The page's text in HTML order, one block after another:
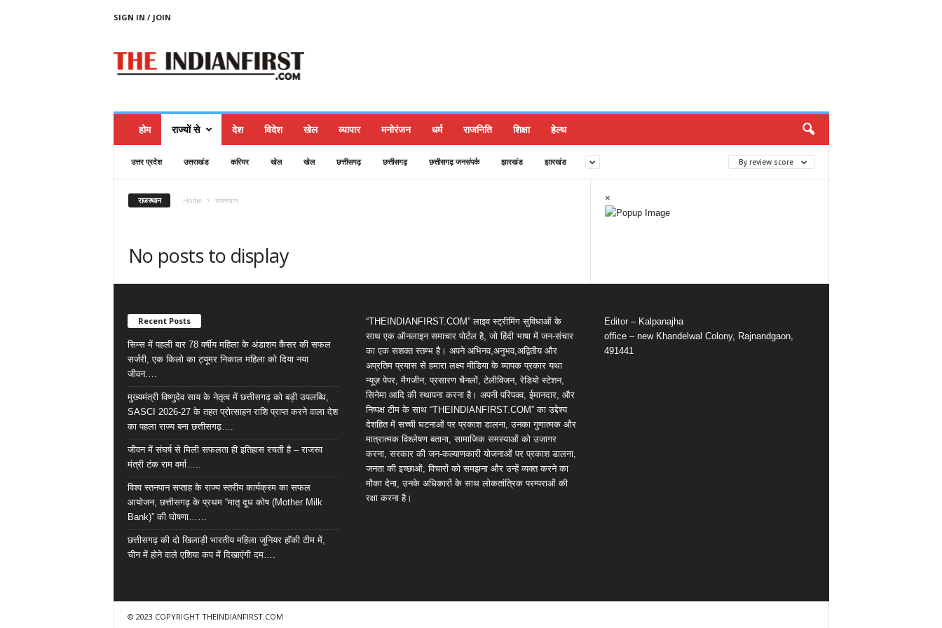
SIGN IN / JOIN
I
होम राज्यों से देश विदेश खेल व्यापार मनोरंजन धर्म राजनिति शिक्षा हेल्थ
उत्तर प्रदेश उत्तराखंड करियर खेल खेल छत्तीसगढ़ छत्तीसगढ़ छत्तीसगढ़ जनसंपर्क झारखंड झारखंड By review score
राजस्थान Home राजस्थान
No posts to display
×
Recent Posts
सिम्स में पहली बार 78 वर्षीय महिला के अंडाशय कैंसर की सफल
सर्जरी, एक किलो का ट्यूमर निकाल महिला को दिया नया
जीवन….
मुख्यमंत्री विष्णुदेव साय के नेतृत्व में छत्तीसगढ़ को बड़ी उपलब्धि,
SASCI 2026-27 के तहत प्रोत्साहन राशि प्राप्त करने वाला देश
का पहला राज्य बना छत्तीसगढ़….
जीवन में संघर्ष से मिली सफलता ही इतिहास रचती है – राजस्व
मंत्री टंक राम वर्मा…..
विश्व स्तनपान सप्ताह के राज्य स्तरीय कार्यक्रम का सफल
आयोजन, छत्तीसगढ़ के प्रथम “मातृ दूध कोष (Mother Milk
Bank)” की घोषणा……
छत्तीसगढ़ की दो खिलाड़ी भारतीय महिला जूनियर हॉकी टीम में,
चीन में होने वाले एशिया कप में दिखाएंगी दम….
“THEINDIANFIRST.COM” लाइव स्ट्रीमिंग सुविधाओं के
साथ एक ऑनलाइन समाचार पोर्टल है, जो हिंदी भाषा में जन-संचार
का एक सशक्त स्तम्भ है। अपने अभिनव,अनुभव,अद्वितीय और
अप्रतिम प्रयास से हमारा लक्ष्य मीडिया के व्यापक प्रकार यथा
न्यूज़ पेपर, मैगजीन, प्रसारण चैनलों, टेलीविजन, रेडियो स्टेशन,
सिनेमा आदि की स्थापना करना है। अपनी परिपक्व, ईमानदार, और
निष्पक्ष टीम के साथ “THEINDIANFIRST.COM” का उद्देश्य
देशहित में सच्ची घटनाओं पर प्रकाश डालना, उनका गुणात्मक और
मात्रात्मक विश्लेषण बताना, सामाजिक समस्याओं को उजागर
करना, सरकार की जन-कल्याणकारी योजनाओं पर प्रकाश डालना,
जनता की इच्छाओं, विचारों को समझना और उन्हें व्यक्त करने का
मौका देना, उनके अधिकारों के साथ लोकतांत्रिक परम्पराओं की
रक्षा करना है।
Editor – Kalpanajha
office – new Khandelwal Colony, Rajnandgaon,
491441
© 2023 COPYRIGHT THEINDIANFIRST.COM